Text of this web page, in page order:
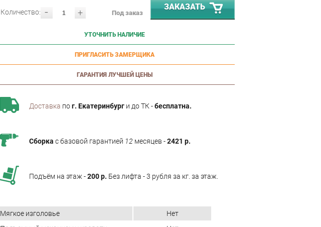
- +
Количество: Под заказ
ЗАКАЗАТЬ
УТОЧНИТЬ НАЛИЧИЕ
ПРИГЛАСИТЬ ЗАМЕРЩИКА
ГАРАНТИЯ ЛУЧШЕЙ ЦЕНЫ
Доставка пог. Екатеринбург и до ТК -бесплатна.
Сборка с базовой гарантией 12 месяцев -2421 р.
Подъём на этаж -200 р. Без лифта - 3 рубля за кг. за этаж.
Мягкое изголовье
Нет